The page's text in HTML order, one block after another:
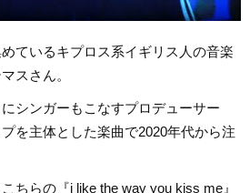
ているキプロス系イギリス人の音楽
スさん。
シンガーもこなすプロデューサー
を主体とした楽曲で2020年代から注
ちらの『i like the way you kiss me』